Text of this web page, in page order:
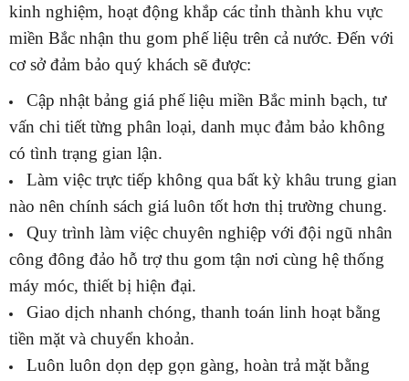
kinh nghiệm, hoạt động khắp các tỉnh thành khu vực
miền Bắc nhận thu gom phế liệu trên cả nước. Đến với
cơ sở đảm bảo quý khách sẽ được:
Cập nhật bảng giá phế liệu miền Bắc minh bạch, tư
vấn chi tiết từng phân loại, danh mục đảm bảo không
có tình trạng gian lận.
Làm việc trực tiếp không qua bất kỳ khâu trung gian
nào nên chính sách giá luôn tốt hơn thị trường chung.
Quy trình làm việc chuyên nghiệp với đội ngũ nhân
công đông đảo hỗ trợ thu gom tận nơi cùng hệ thống
máy móc, thiết bị hiện đại.
Giao dịch nhanh chóng, thanh toán linh hoạt bằng
tiền mặt và chuyển khoản.
Luôn luôn dọn dẹp gọn gàng, hoàn trả mặt bằng